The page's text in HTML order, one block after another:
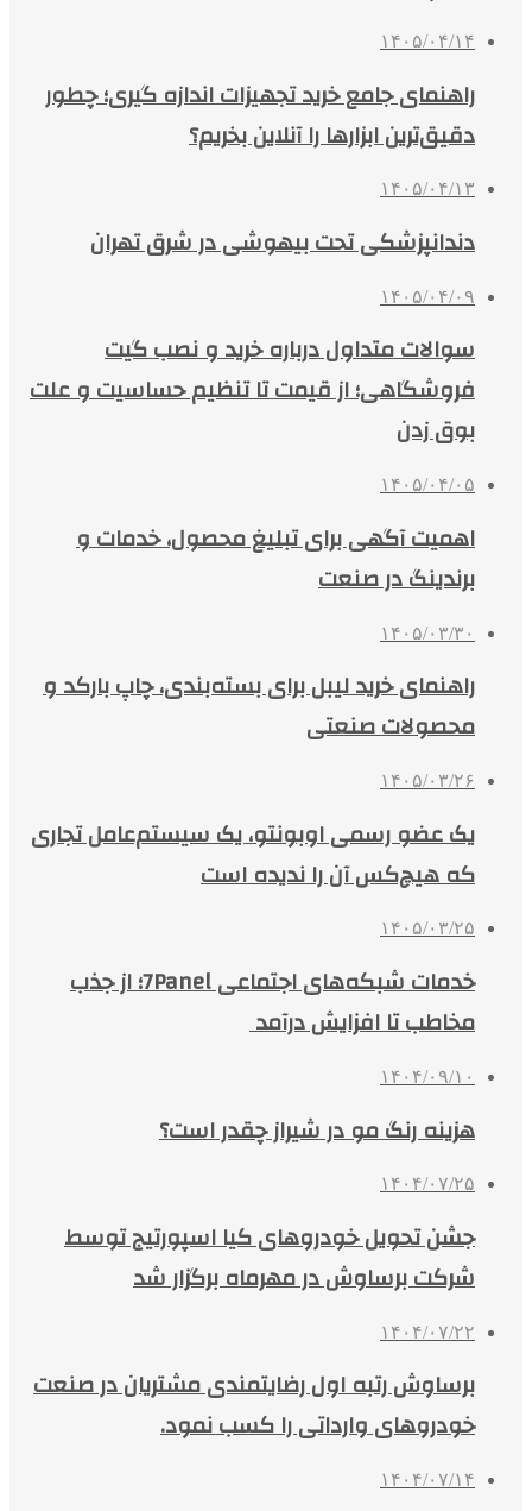
۱۴۰۵/۰۴/۱۴
راهنمای جامع خرید تجهیزات اندازه گیری؛ چطور
دقیق‌ترین ابزارها را آنلاین بخریم؟
۱۴۰۵/۰۴/۱۳
دندانپزشکی تحت بیهوشی در شرق تهران
۱۴۰۵/۰۴/۰۹
سوالات متداول درباره خرید و نصب گیت
فروشگاهی؛ از قیمت تا تنظیم حساسیت و علت
بوق زدن
۱۴۰۵/۰۴/۰۵
اهمیت آگهی برای تبلیغ محصول، خدمات و
برندینگ در صنعت
۱۴۰۵/۰۳/۳۰
راهنمای خرید لیبل برای بسته‌بندی، چاپ بارکد و
محصولات صنعتی
۱۴۰۵/۰۳/۲۶
یک عضو رسمی اوبونتو، یک سیستم‌عامل تجاری
که هیچ‌کس آن را ندیده است
۱۴۰۵/۰۳/۲۵
خدمات شبکه‌های اجتماعی 7Panel؛ از جذب
مخاطب تا افزایش درآمد
۱۴۰۴/۰۹/۱۰
هزینه رنگ مو در شیراز چقدر است؟
۱۴۰۴/۰۷/۲۵
جشن تحویل خودروهای کیا اسپورتیج توسط
شرکت برساوش در مهرماه برگزار شد
۱۴۰۴/۰۷/۲۲
برساوش رتبه اول رضایتمندی مشتریان در صنعت
خودروهای وارداتی را کسب نمود.
۱۴۰۴/۰۷/۱۴